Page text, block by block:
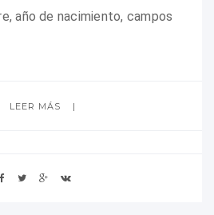
año de nacimiento, campos
LEER MÁS